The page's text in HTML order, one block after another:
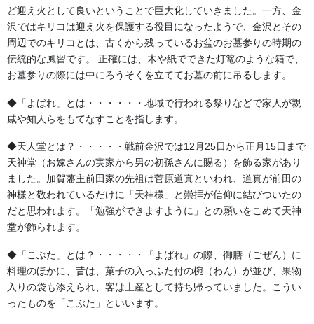
法被・はっぴ・はんてん・印半纏
よもやま話
お祭備品と豆知識
お祭用品・品目
祭り前掛け・けんたい・胸当て
提灯 祭
幕・のぼり
生地
足袋,腹掛・股引、手拭
お知らせ
ど迎え火として良いということで巨大化していきました。一方、金
沢ではキリコは迎え火を保護する役目になったようで、金沢とその
周辺でのキリコとは、古くから残っているお盆のお墓参りの時期の
伝統的な風習です。 正確には、木や紙でできた灯篭のような箱で、
お墓参りの際には中にろうそくを立ててお墓の前に吊るします。
◆「よばれ」とは・・・・・・地域で行われる祭りなどで家人が親
戚や知人らをもてなすことを指します。
◆天人堂とは？・・・・・戦前金沢では12月25日から正月15日まで
天神堂（お嫁さんの実家から男の初孫さんに賜る）を飾る家があり
ました。加賀藩主前田家の先祖は菅原道真といわれ、道真が前田の
神様と敬われているだけに「天神様」と崇拝が信仰に結びついたの
だと思われます。「勉強ができますように」との願いをこめて天神
堂が飾られます。
◆「こぶた」とは？・・・・・「よばれ」の際、御膳（ごぜん）に
料理のほかに、昔は、菓子の入っふた付の椀（わん）が並び、果物
入りの袋も添えられ、客は土産として持ち帰っていました。こうい
ったものを「こぶた」といいます。